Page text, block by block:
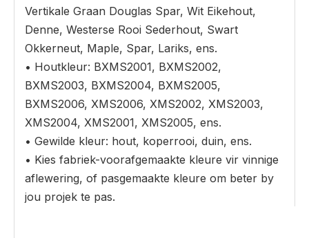
Vertikale Graan Douglas Spar, Wit Eikehout,
Denne, Westerse Rooi Sederhout, Swart
Okkerneut, Maple, Spar, Lariks, ens.
• Houtkleur: BXMS2001, BXMS2002,
BXMS2003, BXMS2004, BXMS2005,
BXMS2006, XMS2006, XMS2002, XMS2003,
XMS2004, XMS2001, XMS2005, ens.
• Gewilde kleur: hout, koperrooi, duin, ens.
• Kies fabriek-voorafgemaakte kleure vir vinnige
aflewering, of pasgemaakte kleure om beter by
jou projek te pas.